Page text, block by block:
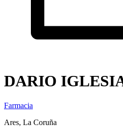
DARIO
Farmacia
Ares, La Coruña